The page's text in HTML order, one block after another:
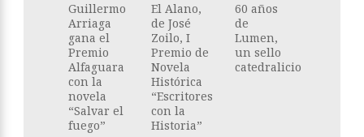
Guillermo
Arriaga
gana el
Premio
Alfaguara
con la
novela
“Salvar el
fuego”
El Alano,
de José
Zoilo, I
Premio de
Novela
Histórica
“Escritores
con la
Historia”
60 años
de
Lumen,
un sello
catedralicio